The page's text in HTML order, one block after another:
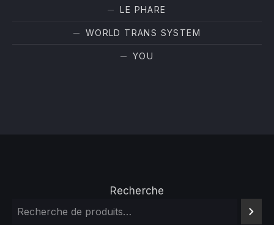
LE PHARE
WORLD TRANS SYSTEM
YOU
Recherche